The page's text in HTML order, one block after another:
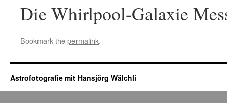
Die Whirlpool-Galaxie
Bookmark thepermalink.
Astrofotografie mit Hansjörg Wälchli